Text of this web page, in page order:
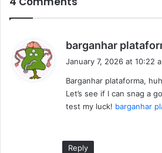
barganhar
January 7, 2026 at 10:22
Barganhar plataforma,
Let’s see if I can snag a
test my luck! barganhar
Reply